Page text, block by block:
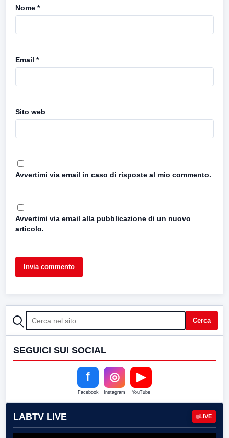
Nome *
Email *
Sito web
Avvertimi via email in caso di risposte al mio commento.
Avvertimi via email alla pubblicazione di un nuovo
articolo.
CERCA Cerca
SEGUICI SUI SOCIAL
f
Facebook
◎
Instagram
▶
YouTube
LABTV LIVE LIVE